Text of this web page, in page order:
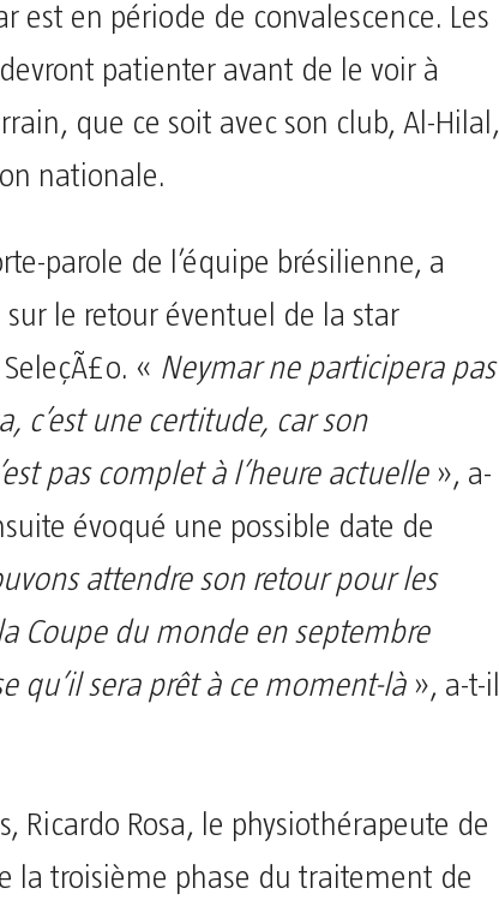
est en période de convalescence. Les
patienter avant de le voir à
que ce soit avec son club, Al-Hilal,
nationale.
parole de l’équipe brésilienne, a
le retour éventuel de la star
« Neymar ne participera pas
c’est une certitude, car son
pas complet à l’heure actuelle», a-
évoqué une possible date de
attendre son retour pour les
Coupe du monde en septembre
qu’il sera prêt à ce moment-là », a-t-il
Ricardo Rosa, le physiothérapeute de
la troisième phase du traitement de